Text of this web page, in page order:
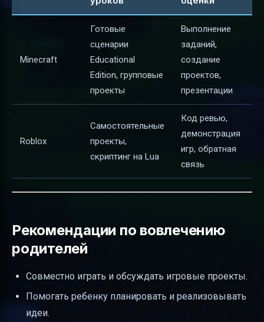
Minecraft
Готовые
сценарии
Educational
Edition, групповые
проекты
Выполнение
заданий,
создание
проектов,
презентации
Roblox
Самостоятельные
проекты,
скриптинг на Lua
Код ревью,
демонстрация
игр, обратная
связь
Рекомендации по вовлечению
родителей
Совместно играть и обсуждать игровые проекты.
Помогать ребенку планировать и реализовывать
идеи.